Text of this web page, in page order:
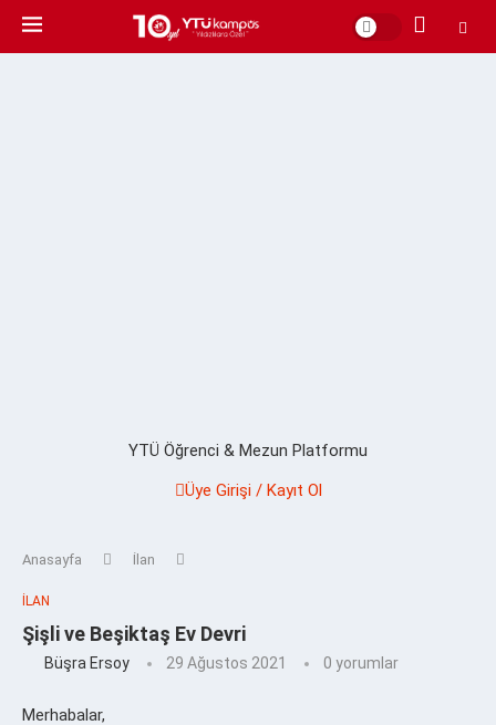
YTÜ Öğrenci & Mezun Platformu
Üye Girişi / Kayıt Ol
Anasayfa İlan
İLAN
Şişli ve Beşiktaş Ev Devri
Büşra Ersoy 29 Ağustos 2021 0 yorumlar
Merhabalar,